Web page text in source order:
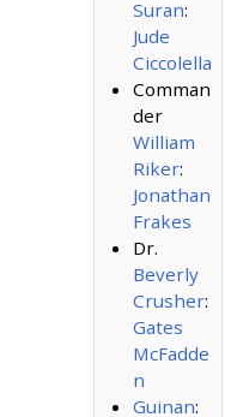
Suran:
Jude
Ciccolella
Comman
der
William
Riker:
Jonathan
Frakes
Dr.
Beverly
Crusher:
Gates
McFadde
n
Guinan: